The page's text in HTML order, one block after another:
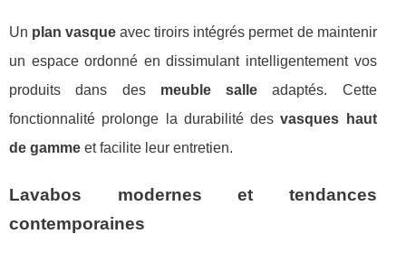
Un plan vasque avec tiroirs intégrés permet de maintenir
un espace ordonné en dissimulant intelligentement vos
produits dans des meuble salle adaptés. Cette
fonctionnalité prolonge la durabilité desvasques haut
de gamme et facilite leur entretien.
Lavabos modernes et tendances
contemporaines